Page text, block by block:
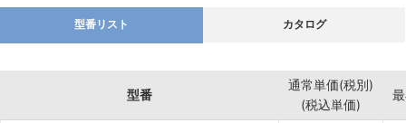
型番リスト カタログ
型番
通常単価(税別)
(税込単価)